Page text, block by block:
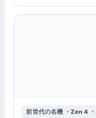
前世代の名機 ・Zen 4